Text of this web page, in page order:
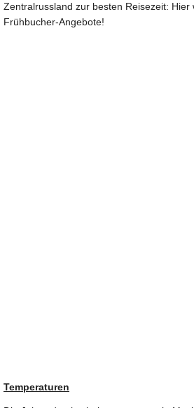
Zentralrussland zur besten Reisezeit: Hier
Frühbucher-Angebote!
Temperaturen